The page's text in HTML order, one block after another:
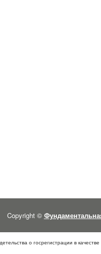
Copyright ©
о госрегистрации в